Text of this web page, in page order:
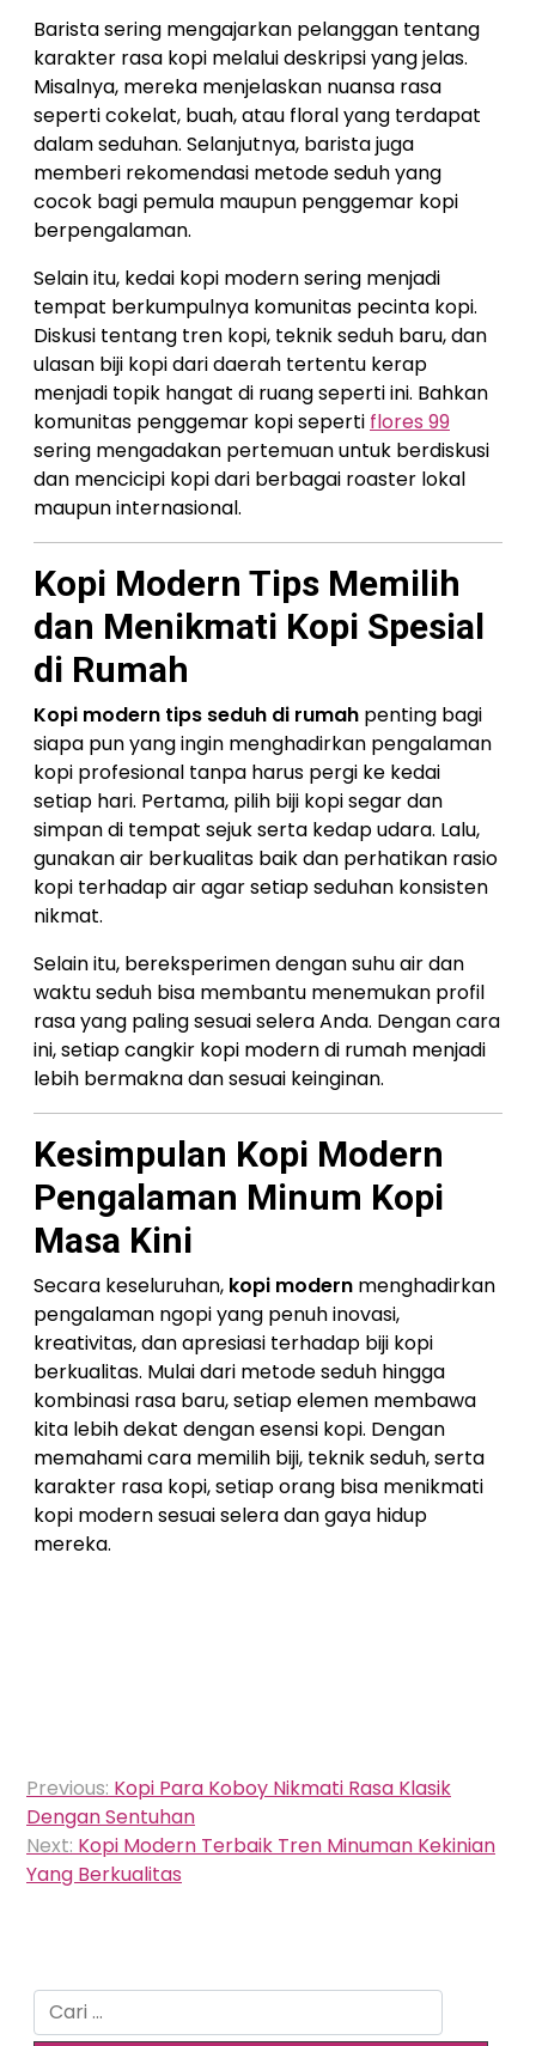
Barista sering mengajarkan pelanggan tentang
karakter rasa kopi melalui deskripsi yang jelas.
Misalnya, mereka menjelaskan nuansa rasa
seperti cokelat, buah, atau floral yang terdapat
dalam seduhan. Selanjutnya, barista juga
memberi rekomendasi metode seduh yang
cocok bagi pemula maupun penggemar kopi
berpengalaman.
Selain itu, kedai kopi modern sering menjadi
tempat berkumpulnya komunitas pecinta kopi.
Diskusi tentang tren kopi, teknik seduh baru, dan
ulasan biji kopi dari daerah tertentu kerap
menjadi topik hangat di ruang seperti ini. Bahkan
komunitas penggemar kopi seperti flores 99
sering mengadakan pertemuan untuk berdiskusi
dan mencicipi kopi dari berbagai roaster lokal
maupun internasional.
Kopi Modern Tips Memilih
dan Menikmati Kopi Spesial
di Rumah
Kopi modern tips seduh di rumah penting bagi
siapa pun yang ingin menghadirkan pengalaman
kopi profesional tanpa harus pergi ke kedai
setiap hari. Pertama, pilih biji kopi segar dan
simpan di tempat sejuk serta kedap udara. Lalu,
gunakan air berkualitas baik dan perhatikan rasio
kopi terhadap air agar setiap seduhan konsisten
nikmat.
Selain itu, bereksperimen dengan suhu air dan
waktu seduh bisa membantu menemukan profil
rasa yang paling sesuai selera Anda. Dengan cara
ini, setiap cangkir kopi modern di rumah menjadi
lebih bermakna dan sesuai keinginan.
Kesimpulan Kopi Modern
Pengalaman Minum Kopi
Masa Kini
Secara keseluruhan, kopi modern menghadirkan
pengalaman ngopi yang penuh inovasi,
kreativitas, dan apresiasi terhadap biji kopi
berkualitas. Mulai dari metode seduh hingga
kombinasi rasa baru, setiap elemen membawa
kita lebih dekat dengan esensi kopi. Dengan
memahami cara memilih biji, teknik seduh, serta
karakter rasa kopi, setiap orang bisa menikmati
kopi modern sesuai selera dan gaya hidup
mereka.
Navigasi
pos
Previous: Kopi Para Koboy Nikmati Rasa Klasik
Dengan Sentuhan
Next: Kopi Modern Terbaik Tren Minuman Kekinian
Yang Berkualitas
Cari
untuk: